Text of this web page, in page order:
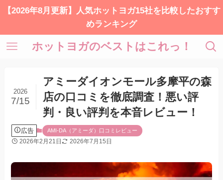
【2026年8月更新】人気ホットヨガ15社を比較したおすす
めランキング
ホットヨガのベストはこれっ！
アミーダイオンモール多摩平の森
店の口コミを徹底調査！悪い評
判・良い評判を本音レビュー！
2026
7/15
広告 AMI-DA（アミーダ）口コミレビュー
2026年2月21日 2026年7月15日